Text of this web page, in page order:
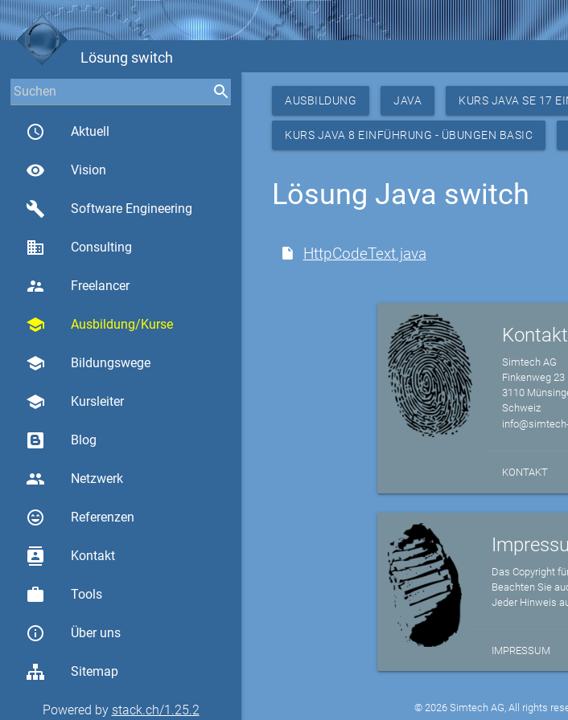
Lösung switch
access_time Aktuell
visibility Vision
build Software Engineering
business Consulting
supervisor_account Freelancer
school Ausbildung/Kurse
school Bildungswege
school Kursleiter
Blog
group Netzwerk
sentiment_very_satisfied Referenzen
contacts Kontakt
work Tools
info_outline Über uns
Sitemap
Powered by stack.ch/1.25.2
AUSBILDUNG JAVA KURS JAVA SE 17
KURS JAVA 8 EINFÜHRUNG - ÜBUNGEN BASIC
Lösung Java switch
HttpCodeText.java
Kontakt
Simtech AG
Finkenweg 23
3110
Schweiz
KONTAKT
Das Copyright
Beachten Sie
Jeder Hinweis
IMPRESSUM
© 2026 Simtech AG, All rights